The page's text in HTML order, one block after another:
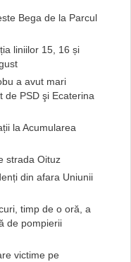
Bega de la Parcul
liniilor 15, 16 și
a avut mari
de PSD şi Ecaterina
la Acumularea
strada Oituz
din afara Uniunii
timp de o oră, a
de pompierii
victime pe